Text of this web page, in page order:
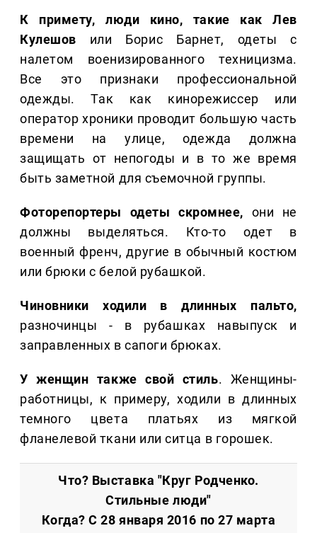
К примету, люди кино, такие как Лев
Кулешов или Борис Барнет, одеты с
налетом военизированного техницизма.
Все это признаки профессиональной
одежды. Так как кинорежиссер или
оператор хроники проводит большую часть
времени на улице, одежда должна
защищать от непогоды и в то же время
быть заметной для съемочной группы.
Фоторепортеры одеты скромнее, они не
должны выделяться. Кто-то одет в
военный френч, другие в обычный костюм
или брюки с белой рубашкой.
Чиновники ходили в длинных пальто,
разночинцы - в рубашках навыпуск и
заправленных в сапоги брюках.
У женщин также свой стиль. Женщины-
работницы, к примеру, ходили в длинных
темного цвета платьях из мягкой
фланелевой ткани или ситца в горошек.
Что? Выставка "Круг Родченко.
Стильные люди"
Когда? С 28 января 2016 по 27 марта